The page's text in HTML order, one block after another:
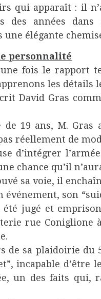
qui apparaît : il
des années
une élégante
personnalité
une fois le rapport
les détails
David Gras
de 19 ans, M.
réellement de
d’intégrer
chance qu’il
sa voie, il
événement, son
jugé et
rue Coniglione
de sa plaidoirie du
incapable d’être
un des faits qui,